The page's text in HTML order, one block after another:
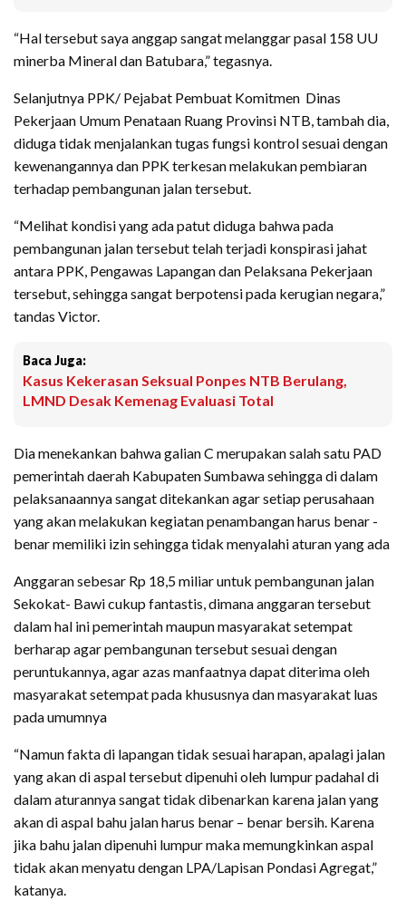
“Hal tersebut saya anggap sangat melanggar pasal 158 UU
minerba Mineral dan Batubara,” tegasnya.
Selanjutnya PPK/ Pejabat Pembuat Komitmen Dinas
Pekerjaan Umum Penataan Ruang Provinsi NTB, tambah dia,
diduga tidak menjalankan tugas fungsi kontrol sesuai dengan
kewenangannya dan PPK terkesan melakukan pembiaran
terhadap pembangunan jalan tersebut.
“Melihat kondisi yang ada patut diduga bahwa pada
pembangunan jalan tersebut telah terjadi konspirasi jahat
antara PPK, Pengawas Lapangan dan Pelaksana Pekerjaan
tersebut, sehingga sangat berpotensi pada kerugian negara,”
tandas Victor.
Baca Juga:
Kasus Kekerasan Seksual Ponpes NTB Berulang,
LMND Desak Kemenag Evaluasi Total
Dia menekankan bahwa galian C merupakan salah satu PAD
pemerintah daerah Kabupaten Sumbawa sehingga di dalam
pelaksanaannya sangat ditekankan agar setiap perusahaan
yang akan melakukan kegiatan penambangan harus benar -
benar memiliki izin sehingga tidak menyalahi aturan yang ada
Anggaran sebesar Rp 18,5 miliar untuk pembangunan jalan
Sekokat- Bawi cukup fantastis, dimana anggaran tersebut
dalam hal ini pemerintah maupun masyarakat setempat
berharap agar pembangunan tersebut sesuai dengan
peruntukannya, agar azas manfaatnya dapat diterima oleh
masyarakat setempat pada khususnya dan masyarakat luas
pada umumnya
“Namun fakta di lapangan tidak sesuai harapan, apalagi jalan
yang akan di aspal tersebut dipenuhi oleh lumpur padahal di
dalam aturannya sangat tidak dibenarkan karena jalan yang
akan di aspal bahu jalan harus benar – benar bersih. Karena
jika bahu jalan dipenuhi lumpur maka memungkinkan aspal
tidak akan menyatu dengan LPA/Lapisan Pondasi Agregat,”
katanya.